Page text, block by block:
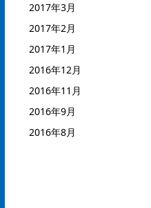
2017年3月
2017年2月
2017年1月
2016年12月
2016年11月
2016年9月
2016年8月